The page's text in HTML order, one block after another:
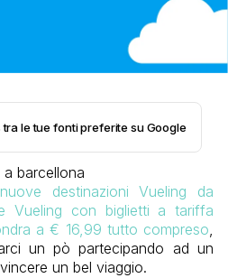
le tue fonti preferite su Google
nuove destinazioni Vueling da
Vueling con biglietti a tariffa
a € 16,99 tutto compreso,
un pò partecipando ad un
un bel viaggio.